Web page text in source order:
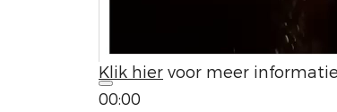
00:00
Klik hier voor meer